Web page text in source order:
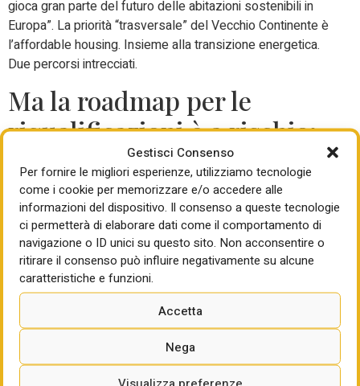
Gestisci Consenso
Per fornire le migliori esperienze, utilizziamo tecnologie
come i cookie per memorizzare e/o accedere alle
informazioni del dispositivo. Il consenso a queste tecnologie
ci permetterà di elaborare dati come il comportamento di
navigazione o ID unici su questo sito. Non acconsentire o
ritirare il consenso può influire negativamente su alcune
caratteristiche e funzioni.
Accetta
Nega
gioca gran parte del futuro delle abitazioni sostenibili in
Europa”. La priorità “trasversale” del Vecchio Continente è
l’affordable housing. Insieme alla transizione energetica.
Due percorsi intrecciati.
Ma la roadmap per le
riqualificazioni è a rischio:
mancano 15mila
professionisti
Ma la strada europea e italiana sull’efficientamento del
parco edilizio è tutt’altro che in discesa. La roadmap
prevede che entro fine anno dovrà essere consegnata la
prima bozza del programma di ristrutturazione del proprio
parco immobiliare e entro il 29 maggio 2026 si dovranno
adottare tutti i decreti legislativi che daranno attuazione
pratica alla direttiva e consentiranno di rispettare tutte le
scadenze previste dal piano. Ma, secondo Gbc-Sima-Aib,